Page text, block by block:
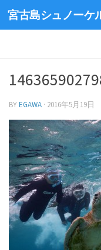
宮古島シュノーケ
BYEGAWA · 2016年5月19日